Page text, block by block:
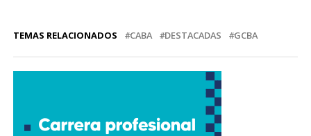
TEMAS RELACIONADOS CABA DESTACADAS GCBA